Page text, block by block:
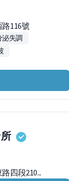
116號
泌失調
四段210...